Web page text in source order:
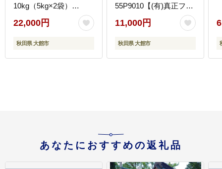
10kg（5kg×2袋）
110P9005【(有)真正フ
ァーム】
22,000円
秋田県 大館市
55P9010【(有)真正ファ
11,000円
秋田県 大館市
あなたにおすすめの返礼品